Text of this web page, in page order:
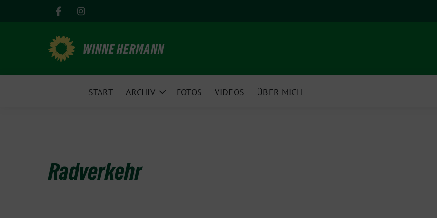
WINNE HERMANN
START ARCHIV
ZeigeFOTOS VIDEOS ÜBER MICH
Radverkehr